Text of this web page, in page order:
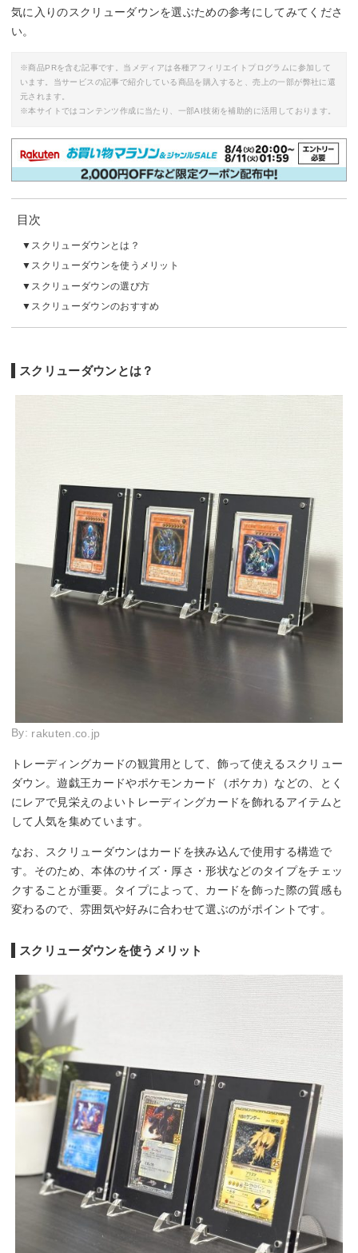
気に入りのスクリューダウンを選ぶための参考にしてみてくださ
い。
※商品PRを含む記事です。当メディアは各種アフィリエイトプログラムに参加して
います。当サービスの記事で紹介している商品を購入すると、売上の一部が弊社に還
元されます。
※本サイトではコンテンツ作成に当たり、一部AI技術を補助的に活用しております。
目次
スクリューダウンとは？
スクリューダウンを使うメリット
スクリューダウンの選び方
スクリューダウンのおすすめ
スクリューダウンとは？
By: rakuten.co.jp
トレーディングカードの観賞用として、飾って使えるスクリュー
ダウン。遊戯王カードやポケモンカード（ポケカ）などの、とく
にレアで見栄えのよいトレーディングカードを飾れるアイテムと
して人気を集めています。
なお、スクリューダウンはカードを挟み込んで使用する構造で
す。そのため、本体のサイズ・厚さ・形状などのタイプをチェッ
クすることが重要。タイプによって、カードを飾った際の質感も
変わるので、雰囲気や好みに合わせて選ぶのがポイントです。
スクリューダウンを使うメリット